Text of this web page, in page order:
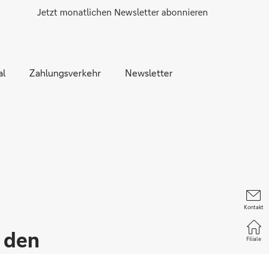
Jetzt monatlichen Newsletter abonnieren
Zahlungsverkehr Newsletter
Kontakt
Filiale